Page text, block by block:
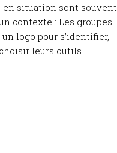
en situation sont souvent
contexte : Les groupes
logo pour s’identifier,
leurs outils